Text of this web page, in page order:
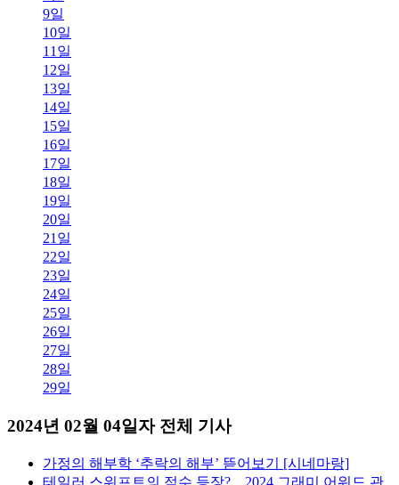
9일
10일
11일
12일
13일
14일
15일
16일
17일
18일
19일
20일
21일
22일
23일
24일
25일
26일
27일
28일
29일
2024년 02월 04일자 전체 기사
가정의 해부학 ‘추락의 해부’ 뜯어보기 [시네마랑]
테일러 스위프트의 적수 등장?…2024 그래미 어워드 관